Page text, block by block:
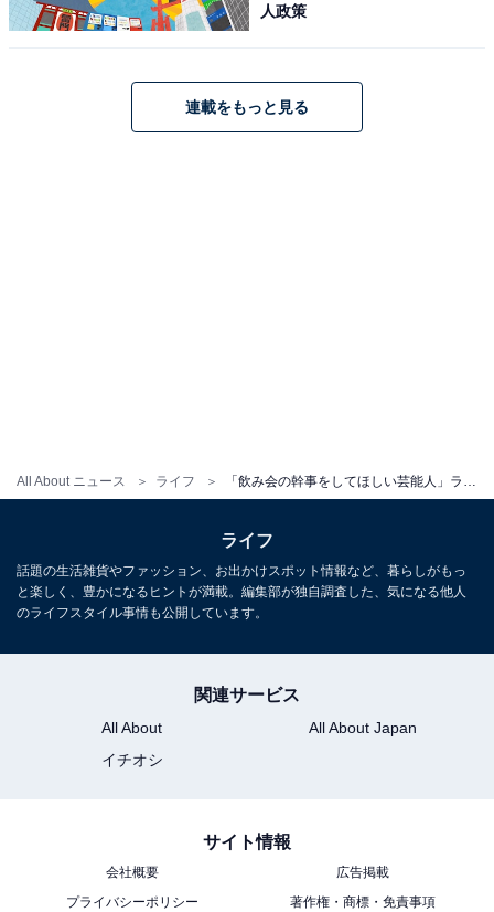
All About ニュース ライフ
ミレニアル世代／15人）。
ル」を抑えた1位は？
【関連リンク】
プレスリリース
人政策
連載をもっと見る
ライフ
話題の生活雑貨やファッション、お出かけスポット情報など、暮らしがもっ
と楽しく、豊かになるヒントが満載。編集部が独自調査した、気になる他人
のライフスタイル事情も公開しています。
関連サービス
All About
All About Japan
イチオシ
サイト情報
会社概要
広告掲載
プライバシーポリシー
著作権・商標・免責事項